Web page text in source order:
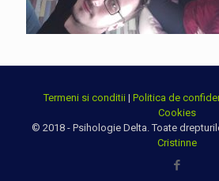
Termeni si conditii | Politica de
Cookies
© 2018 - Psihologie Delta. Toate
Cristinne